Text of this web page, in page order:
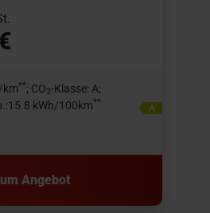
km**; CO2-Klasse: A;
kWh/100km**
Angebot